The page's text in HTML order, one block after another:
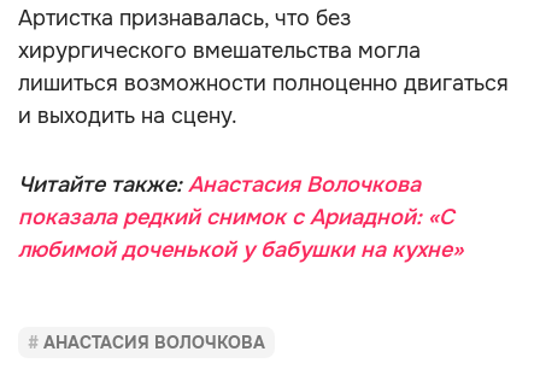
Артистка признавалась, что без
хирургического вмешательства могла
лишиться возможности полноценно двигаться
и выходить на сцену.
Читайте также:Анастасия Волочкова
показала редкий снимок с Ариадной: «С
любимой доченькой у бабушки на кухне»
АНАСТАСИЯ ВОЛОЧКОВА